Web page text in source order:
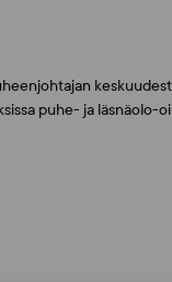
puhe- ja läsnäolo-